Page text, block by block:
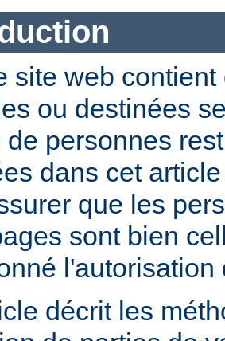
site web
ou destinées
de personnes
dans cet
que les
sont bien
l'autorisation
décrit les